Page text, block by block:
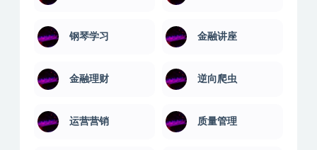
钢琴学习 金融讲座
金融理财 逆向爬虫
运营营销 质量管理